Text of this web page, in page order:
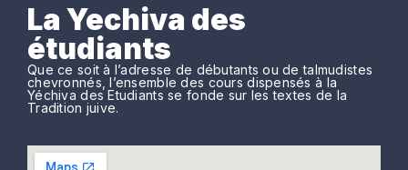
La Yechiva des
étudiants
Que ce soit à l’adresse de débutants ou de talmudistes
chevronnés, l’ensemble des cours dispensés à la
Yéchiva des Etudiants se fonde sur les textes de la
Tradition juive.